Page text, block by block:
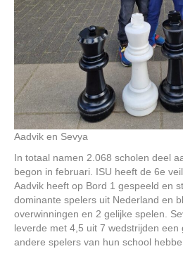
Aadvik en Sevya
In totaal namen 2.068 scholen deel
begon in februari. ISU heeft de 6e
Aadvik heeft op Bord 1 gespeeld en
dominante spelers uit Nederland en
overwinningen en 2 gelijke spelen.
leverde met 4,5 uit 7 wedstrijden een
andere spelers van hun school